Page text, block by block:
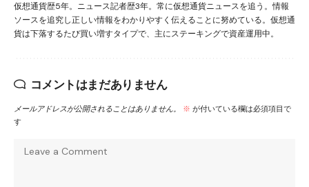
仮想通貨歴5年。ニュース記者歴3年。常に仮想通貨ニュースを追う。情報
ソースを追究し正しい情報をわかりやすく伝えることに努めている。仮想通
貨は下落するたび買い増すタイプで、主にステーキングで資産運用中。
コメントはまだありません
メールアドレスが公開されることはありません。 ※ が付いている欄は必須項目で
す